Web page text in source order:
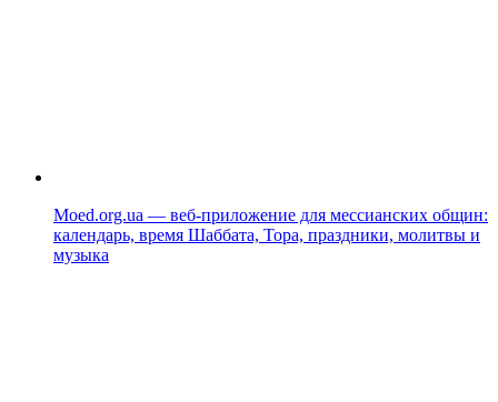
Moed.org.ua — веб-приложение для мессианских общин:
календарь, время Шаббата, Тора, праздники, молитвы и
музыка